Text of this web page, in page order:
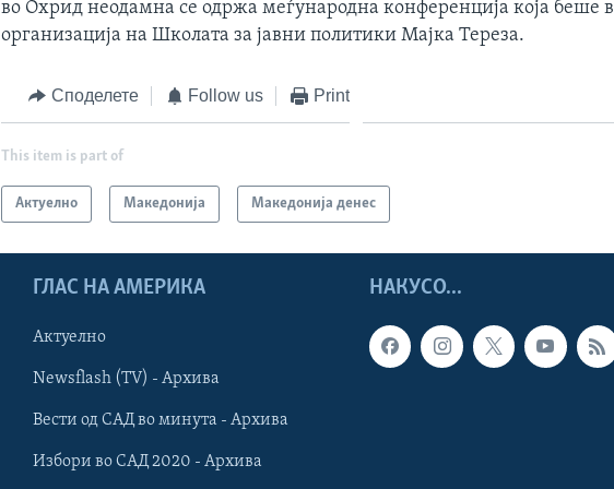
во Охрид неодамна се одржа меѓународна конференција која беше
организација на Школата за јавни политики Мајка Тереза.
Споделете Follow us Print
This item is part of
Актуелно Македонија Македонија денес
НАКУСО...
ГЛАС НА АМЕРИКА
Актуелно
Newsflash (TV) - Архива
Вести од САД во минута - Архива
Избори во САД 2020 - Архива